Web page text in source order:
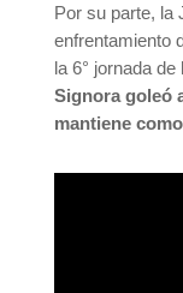
Por su parte, la
enfrentamiento
la 6° jornada
Signora goleó
mantiene